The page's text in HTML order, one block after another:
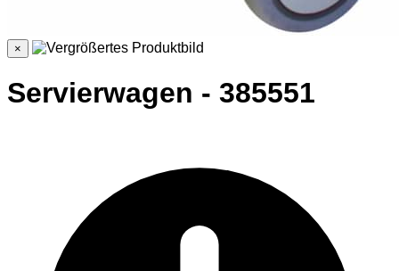
×
Servierwagen - 385551